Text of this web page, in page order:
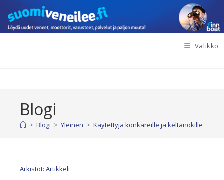
suoraan
sisältöön
Valikko
Blogi
> Blogi > Yleinen > Käytettyjä konkareille ja keltanokille
Arkistot: Artikkeli